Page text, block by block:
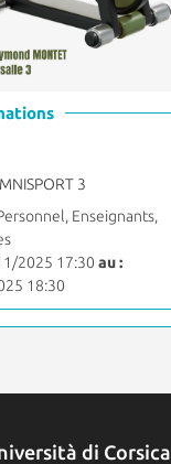
3
Enseignants,
2025 17:30 au :
18:30
di Corsica